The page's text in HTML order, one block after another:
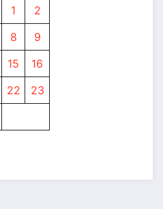
1
2
8
9
15
16
22
23